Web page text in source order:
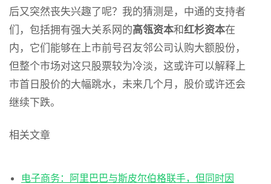
后又突然丧失兴趣了呢？我的猜测是，中通的支持者
们，包括拥有强大关系网的高瓴资本和红杉资本在
内，它们能够在上市前号召友邻公司认购大额股份，
但整个市场对这只股票较为冷淡，这或许可以解释上
市首日股价的大幅跳水，未来几个月，股价或许还会
继续下跌。
相关文章
电子商务：阿里巴巴与斯皮尔伯格联手，但同时因